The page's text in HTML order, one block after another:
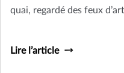
quai, regardé des feux
Lire l’article